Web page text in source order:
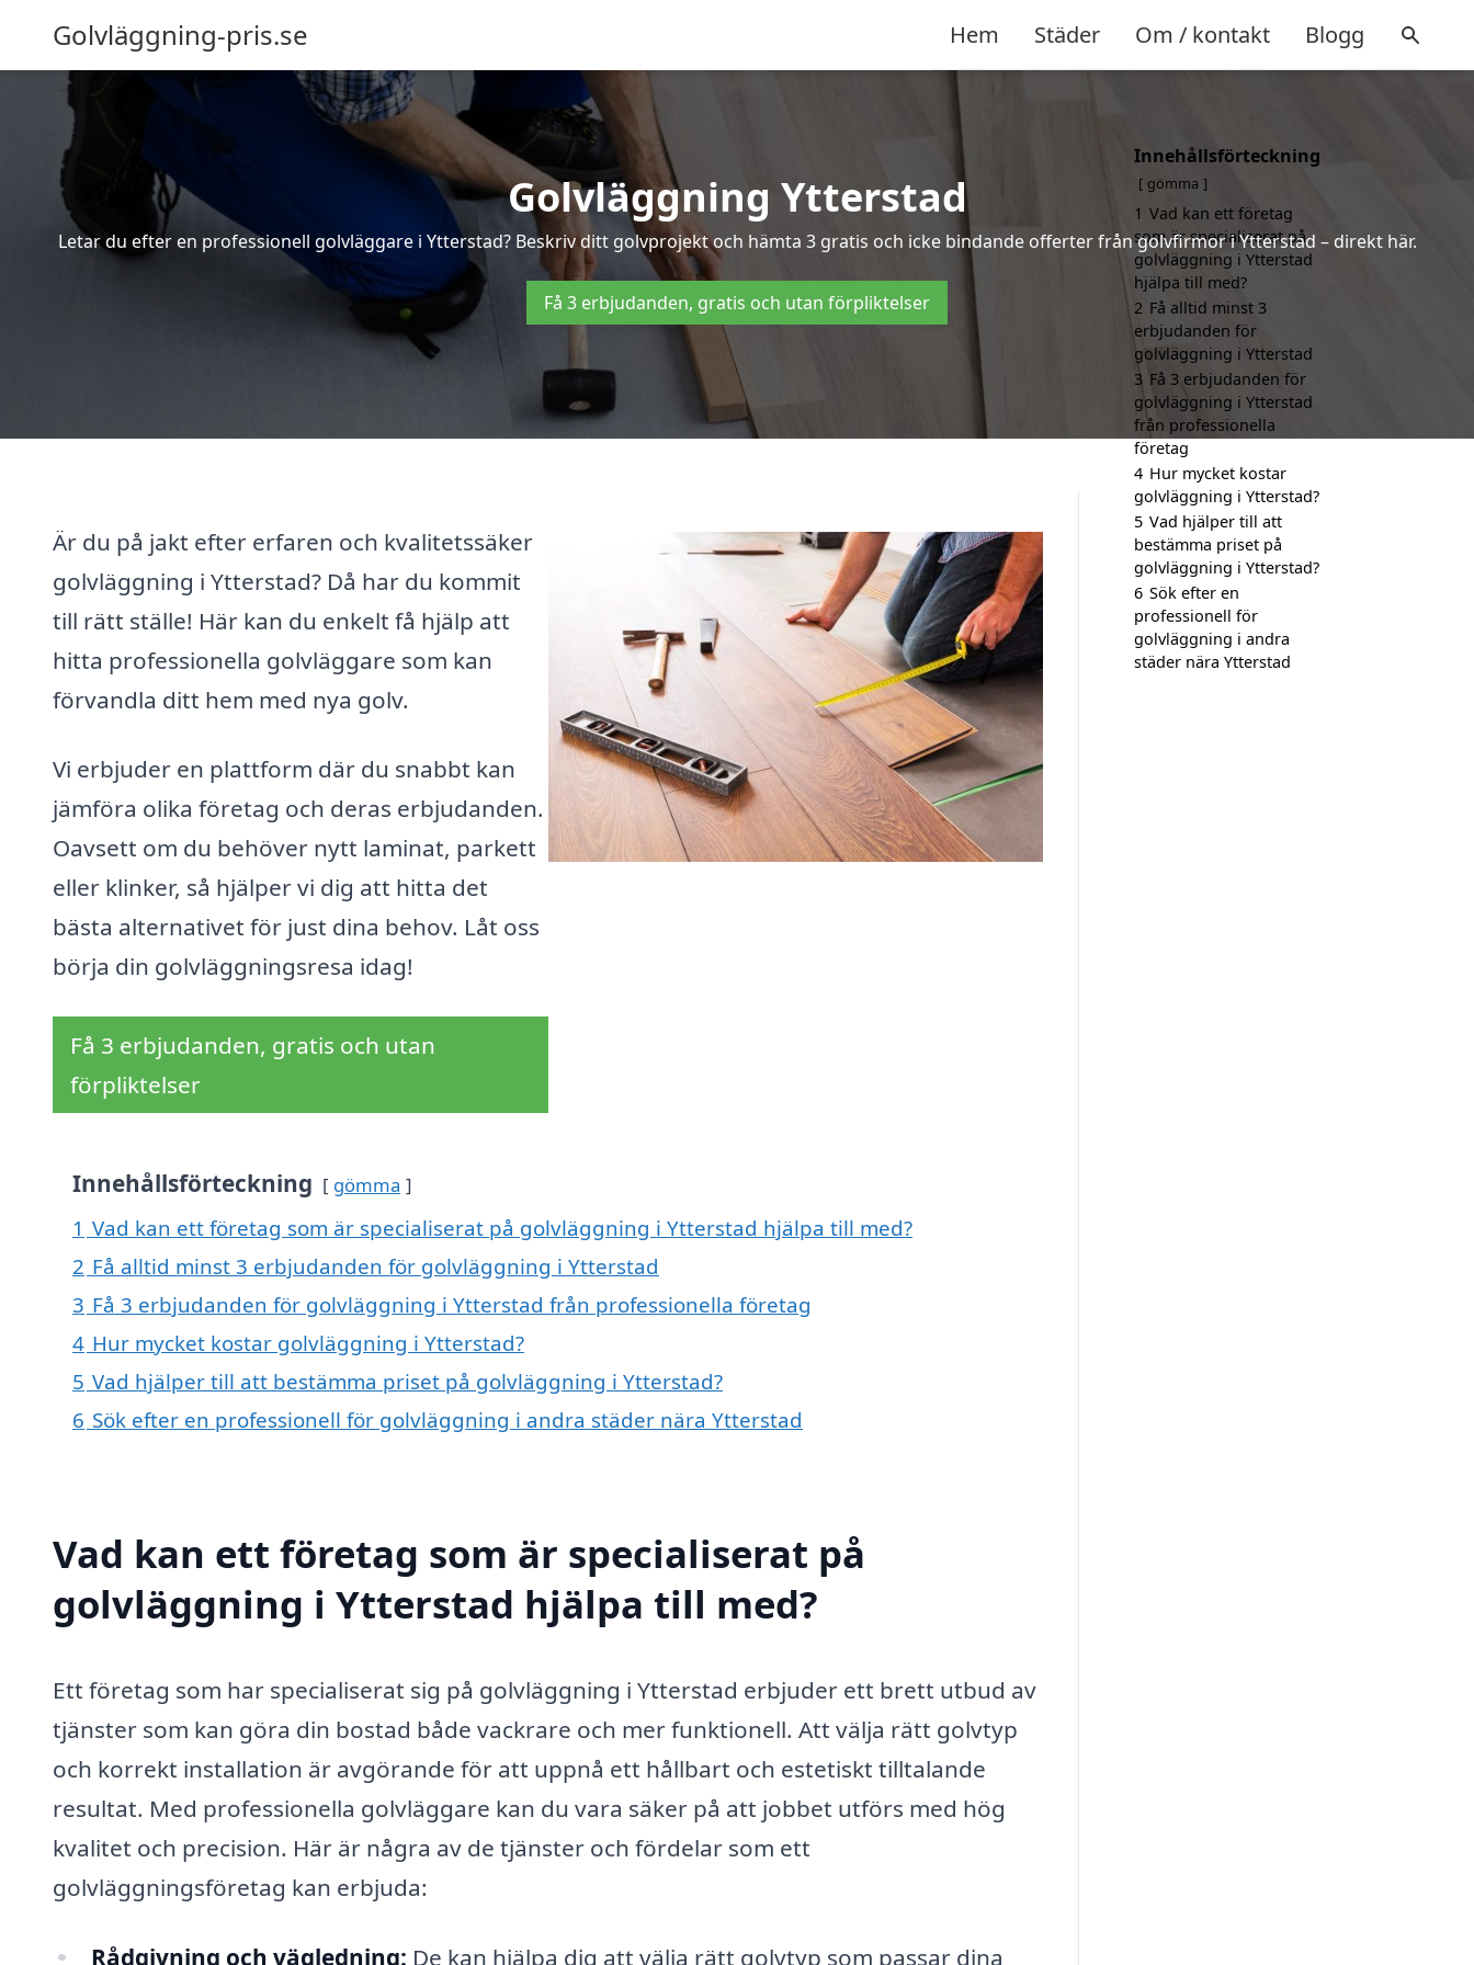
Golvläggning-pris.se Hem Städer Om / kontakt Blogg
Golvläggning Ytterstad
Letar du efter en professionell golvläggare i Ytterstad? Beskriv ditt golvprojekt och hämta 3 gratis och icke bindande offerter från golvfirmor i Ytterstad – direkt här.
Få 3 erbjudanden, gratis och utan förpliktelser
Är du på jakt efter erfaren och kvalitetssäker
golvläggning i Ytterstad? Då har du kommit
till rätt ställe! Här kan du enkelt få hjälp att
hitta professionella golvläggare som kan
förvandla ditt hem med nya golv.
Vi erbjuder en plattform där du snabbt kan
jämföra olika företag och deras erbjudanden.
Oavsett om du behöver nytt laminat, parkett
eller klinker, så hjälper vi dig att hitta det
bästa alternativet för just dina behov. Låt oss
börja din golvläggningsresa idag!
Få 3 erbjudanden, gratis och utan
förpliktelser
Innehållsförteckning gömma
1 Vad kan ett företag som är specialiserat på golvläggning i Ytterstad hjälpa till med?
2 Få alltid minst 3 erbjudanden för golvläggning i Ytterstad
3 Få 3 erbjudanden för golvläggning i Ytterstad från professionella företag
4 Hur mycket kostar golvläggning i Ytterstad?
5 Vad hjälper till att bestämma priset på golvläggning i Ytterstad?
6 Sök efter en professionell för golvläggning i andra städer nära Ytterstad
Vad kan ett företag som är specialiserat på
golvläggning i Ytterstad hjälpa till med?
Ett företag som har specialiserat sig på golvläggning i Ytterstad erbjuder ett brett utbud av
tjänster som kan göra din bostad både vackrare och mer funktionell. Att välja rätt golvtyp
och korrekt installation är avgörande för att uppnå ett hållbart och estetiskt tilltalande
resultat. Med professionella golvläggare kan du vara säker på att jobbet utförs med hög
kvalitet och precision. Här är några av de tjänster och fördelar som ett
golvläggningsföretag kan erbjuda:
Rådgivning och vägledning: De kan hjälpa dig att välja rätt golvtyp som passar dina
Innehållsförteckning
gömma
1 Vad kan ett företag
som är specialiserat på
golvläggning i Ytterstad
hjälpa till med?
2 Få alltid minst 3
erbjudanden för
golvläggning i Ytterstad
3 Få 3 erbjudanden för
golvläggning i Ytterstad
från professionella
företag
4 Hur mycket kostar
golvläggning i Ytterstad?
5 Vad hjälper till att
bestämma priset på
golvläggning i Ytterstad?
6 Sök efter en
professionell för
golvläggning i andra
städer nära Ytterstad